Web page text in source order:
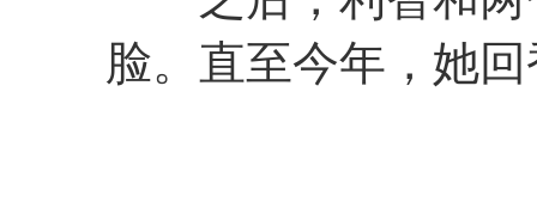
脸。直至今年，她